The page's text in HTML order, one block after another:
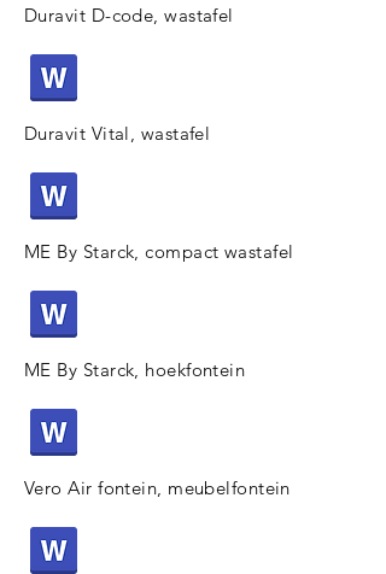
Duravit D-code, wastafel
Duravit Vital, wastafel
ME By Starck, compact wastafel
ME By Starck, hoekfontein
Vero Air fontein, meubelfontein